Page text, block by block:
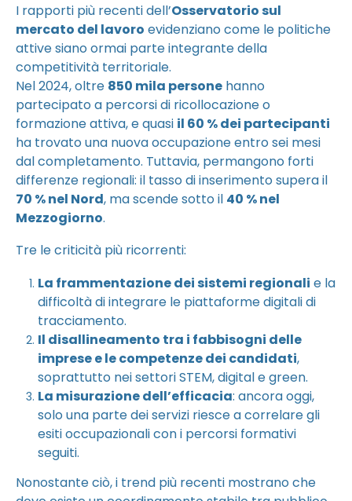
I rapporti più recenti dell’Osservatorio sul
mercato del lavoro evidenziano come le politiche
attive siano ormai parte integrante della
competitività territoriale.
Nel 2024, oltre 850 mila persone hanno
partecipato a percorsi di ricollocazione o
formazione attiva, e quasi il 60 % dei partecipanti
ha trovato una nuova occupazione entro sei mesi
dal completamento. Tuttavia, permangono forti
differenze regionali: il tasso di inserimento supera il
70 % nel Nord, ma scende sotto il 40 % nel
Mezzogiorno.
Tre le criticità più ricorrenti:
La frammentazione dei sistemi regionali e la
difficoltà di integrare le piattaforme digitali di
tracciamento.
Il disallineamento tra i fabbisogni delle
imprese e le competenze dei candidati,
soprattutto nei settori STEM, digital e green.
La misurazione dell’efficacia: ancora oggi,
solo una parte dei servizi riesce a correlare gli
esiti occupazionali con i percorsi formativi
seguiti.
Nonostante ciò, i trend più recenti mostrano che